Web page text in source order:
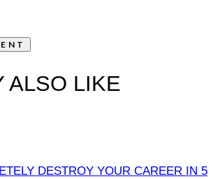
ALSO LIKE
DESTROY YOUR CAREER IN 5